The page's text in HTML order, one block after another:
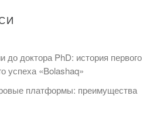
до доктора PhD: история первого
успеха «Bolashaq»
платформы: преимущества